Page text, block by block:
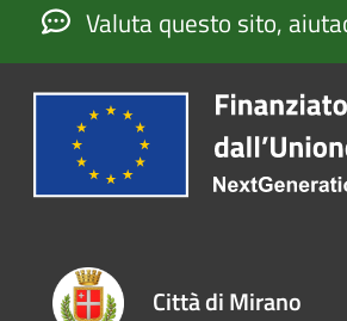
Valuta questo sito,
Città di Mirano